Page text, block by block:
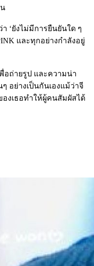
‘ยังไม่มีการยืนยันใด ๆ
และทุกอย่างกำลังอยู่
อถ่ายรูป และความน่า
อย่างเป็นกันเองแม้ว่าจี
งเธอทำให้ผู้คนสัมผัสได้